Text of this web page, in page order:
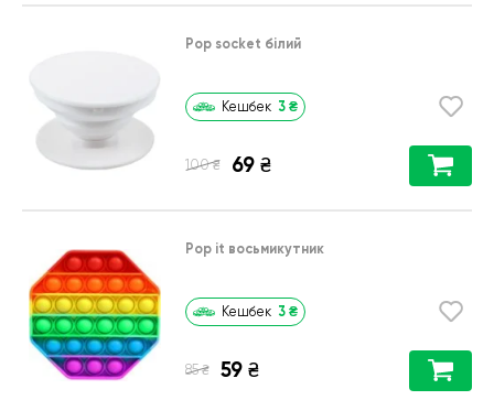
Pop socket білий
Кешбек 3 ₴
100 ₴ 69 ₴
Pop it восьмикутник
Кешбек 3 ₴
85 ₴ 59 ₴